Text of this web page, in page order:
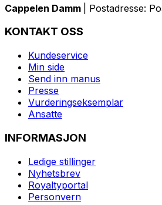
Cappelen Damm | Postadresse:
KONTAKT OSS
Kundeservice
Min side
Send inn manus
Presse
Vurderingseksemplar
Ansatte
INFORMASJON
Ledige stillinger
Nyhetsbrev
Royaltyportal
Personvern